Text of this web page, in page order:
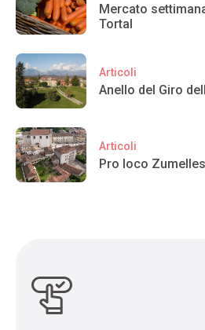
Mercato
Tortal
Articoli
Anello del Giro
Articoli
Pro loco